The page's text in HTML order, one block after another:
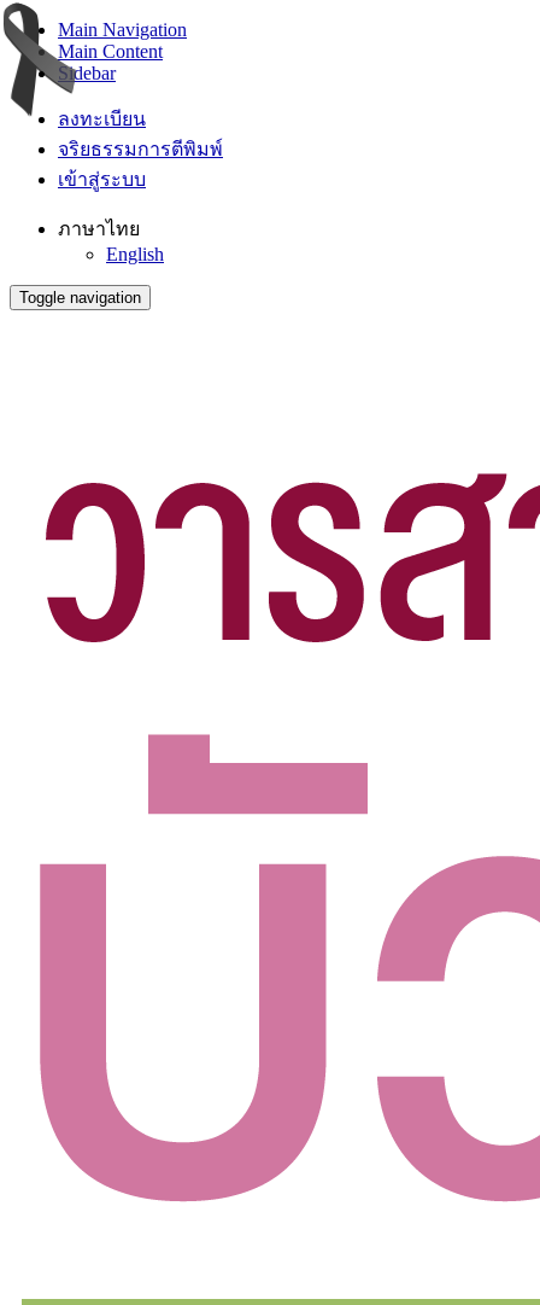
Main Navigation
Main Content
Sidebar
ลงทะเบียน
จริยธรรมการตีพิมพ์
เข้าสู่ระบบ
ภาษาไทย
English
Toggle navigation